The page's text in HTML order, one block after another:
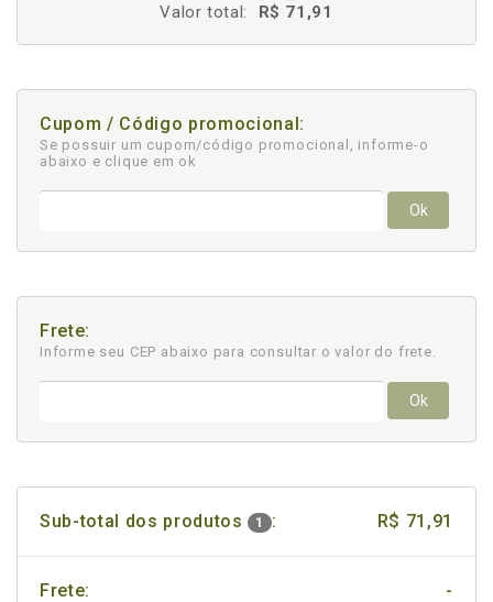
Valor total: R$ 71,91
Cupom / Código promocional:
Se possuir um cupom/código promocional, informe-o
abaixo e clique em ok
Ok
Frete:
Informe seu CEP abaixo para consultar o valor do frete.
Ok
Sub-total dos produtos 1 : R$ 71,91
Frete: -